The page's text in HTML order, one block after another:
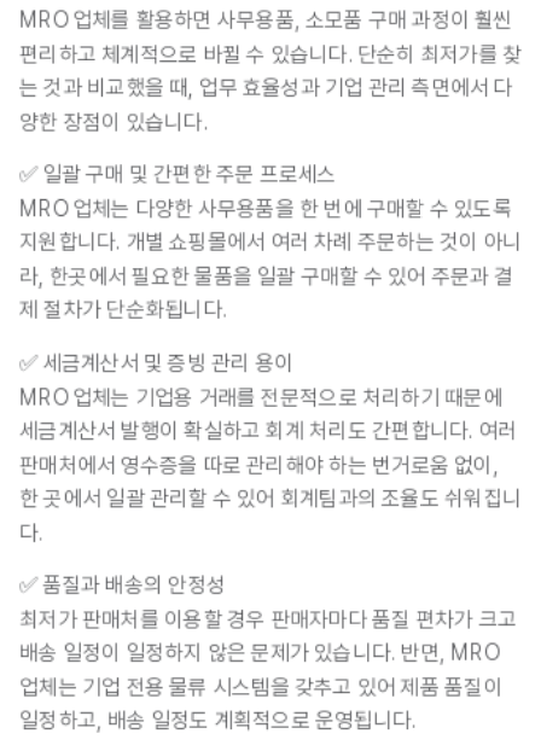
MRO 업체를 활용하면 사무용품, 소모품 구매 과정이 훨씬
편리하고 체계적으로 바뀔 수 있습니다. 단순히 최저가를 찾
는 것과 비교했을 때, 업무 효율성과 기업 관리 측면에서 다
양한 장점이 있습니다.
✅ 일괄 구매 및 간편한 주문 프로세스
MRO 업체는 다양한 사무용품을 한 번에 구매할 수 있도록
지원 합니다. 개별 쇼핑몰에서 여러 차례 주문하는 것이 아니
라, 한곳에서 필요한 물품을 일괄 구매할 수 있어 주문과 결
제 절차가 단순화됩니다.
✅ 세금계산서 및 증빙 관리 용이
MRO 업체는 기업용 거래를 전문적으로 처리하기 때문에
세금계산서 발행이 확실하고 회계 처리도 간편합니다. 여러
판매처에서 영수증을 따로 관리해야 하는 번거로움 없이,
한 곳에서 일괄 관리할 수 있어 회계팀과의 조율도 쉬워집니
다.
✅ 품질과 배송의 안정성
최저가 판매처를 이용할 경우 판매자마다 품질 편차가 크고
배송 일정이 일정하지 않은 문제가 있습니다. 반면, MRO
업체는 기업 전용 물류 시스템을 갖추고 있어 제품 품질이
일정하고, 배송 일정도 계획적으로 운영됩니다.